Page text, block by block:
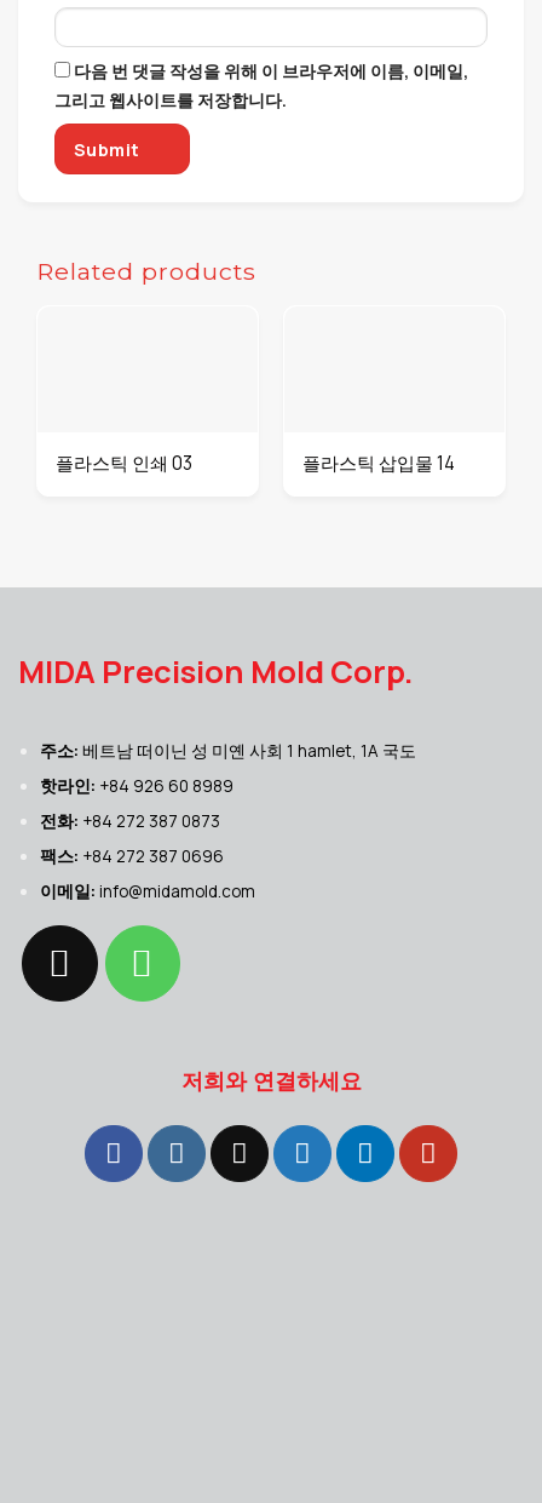
다음 번 댓글 작성을 위해 이 브라우저에 이름, 이메일,
그리고 웹사이트를 저장합니다.
Related products
플라스틱 인쇄 03 플라스틱 삽입물 14
MIDA Precision Mold Corp.
주소: 베트남 떠이닌 성 미옌 사회 1 hamlet, 1A 국도
핫라인: +84 926 60 8989
전화: +84 272 387 0873
팩스: +84 272 387 0696
이메일: info@midamold.com
저희와 연결하세요